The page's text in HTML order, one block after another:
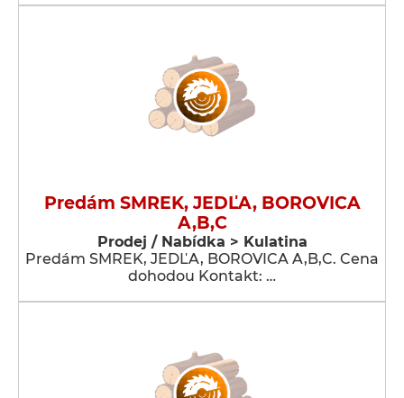
Predám SMREK, JEDĽA, BOROVICA
A,B,C
Prodej / Nabídka > Kulatina
Predám SMREK, JEDĽA, BOROVICA A,B,C. Cena
dohodou Kontakt: …